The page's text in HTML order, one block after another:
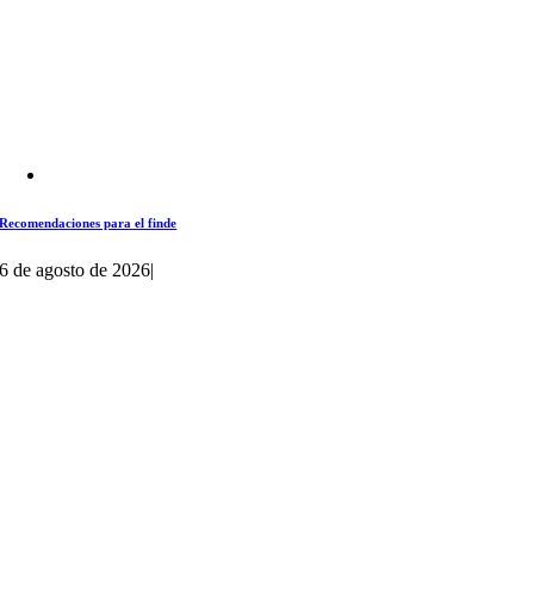
Recomendaciones para el finde
6 de agosto de 2026|